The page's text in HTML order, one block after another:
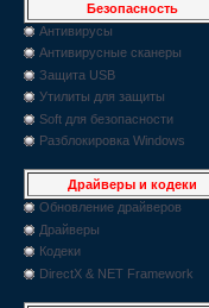
Безопасность
Антивирусы
Антивирусные сканеры
Защита USB
Утилиты для защиты
Soft для безопасности
Разблокировка Windows
Драйверы и кодеки
Обновление драйверов
Драйверы
Кодеки
DirectX & NET Framework